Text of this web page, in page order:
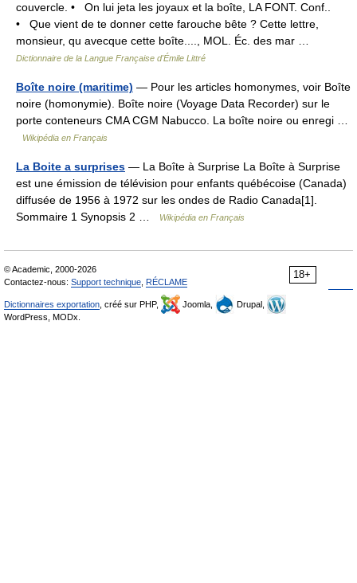
couvercle. • On lui jeta les joyaux et la boîte, LA FONT. Conf..
• Que vient de te donner cette farouche bête ? Cette lettre,
monsieur, qu avecque cette boîte...., MOL. Éc. des mar …
Dictionnaire de la Langue Française d'Émile Littré
Boîte noire (maritime) — Pour les articles homonymes, voir Boîte
noire (homonymie). Boîte noire (Voyage Data Recorder) sur le
porte conteneurs CMA CGM Nabucco. La boîte noire ou enregi …
Wikipédia en Français
La Boite a surprises — La Boîte à Surprise La Boîte à Surprise
est une émission de télévision pour enfants québécoise (Canada)
diffusée de 1956 à 1972 sur les ondes de Radio Canada[1].
Sommaire 1 Synopsis 2 …
Wikipédia en Français
18+
© Academic, 2000-2026
Contactez-nous: Support technique RÉCLAME
Dictionnaires exportation , créé sur PHP, Joomla,
Drupal,
WordPress, MODx.